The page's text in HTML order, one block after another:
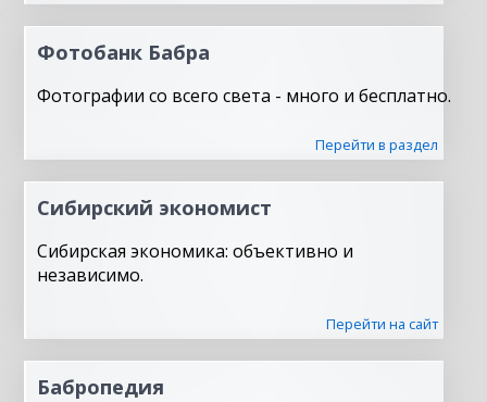
Фотобанк Бабра
Фотографии со всего света - много и бесплатно.
Перейти в раздел
Сибирский экономист
Сибирская экономика: объективно и
независимо.
Перейти на сайт
Бабропедия